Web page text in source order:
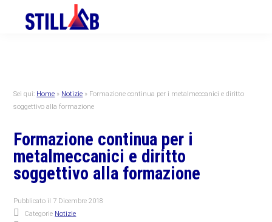
primary
primary
Sei qui: Home » Notizie » Formazione continua per i metalmeccanici e diritto
soggettivo alla formazione
Formazione continua per i
metalmeccanici e diritto
soggettivo alla formazione
Pubblicato il 7 Dicembre 2018
Categorie Notizie